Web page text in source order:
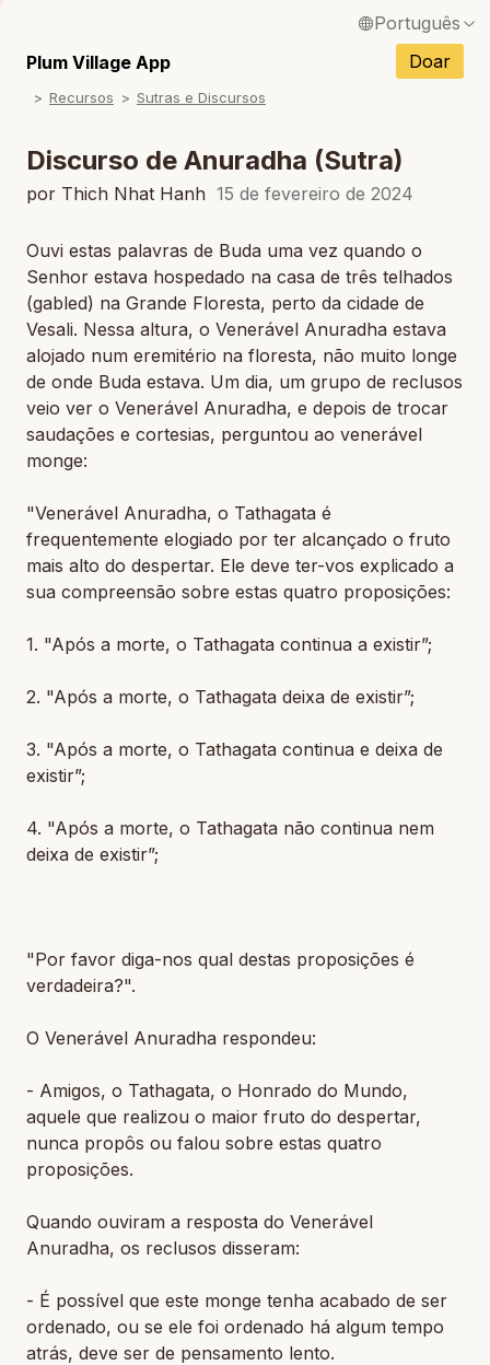
Português
Español / Espanhol
Deutsch / Alemão
Tiếng Việt / Vietnamita
ภาษาไทย / Tailandês
Plum Village App Doar
Recursos Sutras e Discursos
Discurso de Anuradha (Sutra)
por Thich Nhat Hanh 15 de fevereiro de 2024
Ouvi estas palavras de Buda uma vez quando o
Senhor estava hospedado na casa de três telhados
(gabled) na Grande Floresta, perto da cidade de
Vesali. Nessa altura, o Venerável Anuradha estava
alojado num eremitério na floresta, não muito longe
de onde Buda estava. Um dia, um grupo de reclusos
veio ver o Venerável Anuradha, e depois de trocar
saudações e cortesias, perguntou ao venerável
monge:
"Venerável Anuradha, o Tathagata é
frequentemente elogiado por ter alcançado o fruto
mais alto do despertar. Ele deve ter-vos explicado a
sua compreensão sobre estas quatro proposições:
1. "Após a morte, o Tathagata continua a existir”;
2. "Após a morte, o Tathagata deixa de existir”;
3. "Após a morte, o Tathagata continua e deixa de
existir”;
4. "Após a morte, o Tathagata não continua nem
deixa de existir”;
"Por favor diga-nos qual destas proposições é
verdadeira?".
O Venerável Anuradha respondeu:
- Amigos, o Tathagata, o Honrado do Mundo,
aquele que realizou o maior fruto do despertar,
nunca propôs ou falou sobre estas quatro
proposições.
Quando ouviram a resposta do Venerável
Anuradha, os reclusos disseram:
- É possível que este monge tenha acabado de ser
ordenado, ou se ele foi ordenado há algum tempo
atrás, deve ser de pensamento lento.